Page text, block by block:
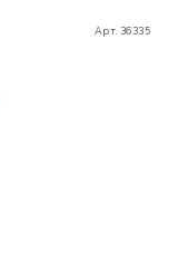
Арт. 36335